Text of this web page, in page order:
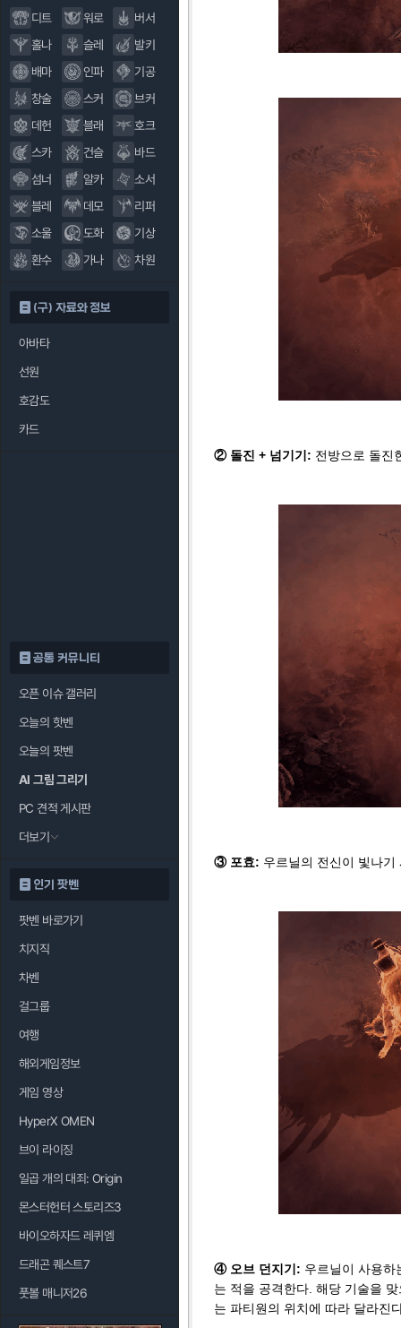
디트 워로
버서
홀나
슬레
발키
배마
인파
기공
창술
스커
브커
데헌
블래
호크
스카
건슬
바드
섬너
알카
소서
블레
데모
리퍼
소울
도화
기상
환수
가나 차원
(구) 자료와 정보
아바타
선원
호감도
카드
공통 커뮤니티
오픈 이슈 갤러리
오늘의 핫벤
오늘의 팟벤
AI 그림 그리기
PC 견적 게시판
더보기
인기 팟벤
팟벤 바로가기
치지직
차벤
걸그룹
여행
해외게임정보
게임 영상
HyperX OMEN
브이 라이징
일곱 개의 대죄: Origin
몬스터헌터 스토리즈3
바이오하자드 레퀴엠
드래곤 퀘스트7
풋볼 매니저26
② 돌진 + 넘기기: 전방으로 돌진
③ 포효: 우르닐의 전신이 빛나
④ 오브 던지기: 우르닐이 사용하
는 적을 공격한다. 해당 기술을
는 파티원의 위치에 따라 달라진